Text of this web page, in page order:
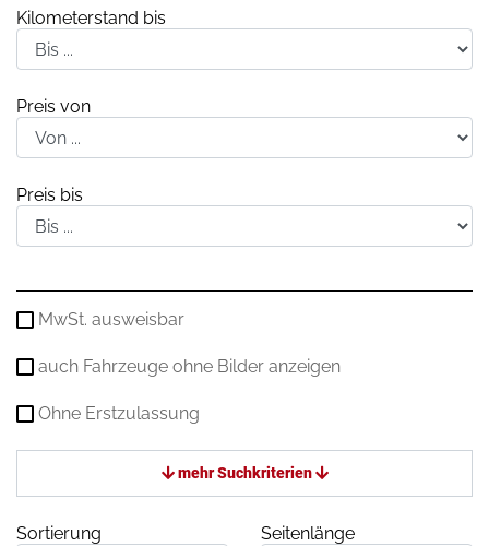
Kilometerstand bis
Preis von
Preis bis
MwSt. ausweisbar
auch Fahrzeuge ohne Bilder anzeigen
Ohne Erstzulassung
mehr Suchkriterien
Sortierung Seitenlänge